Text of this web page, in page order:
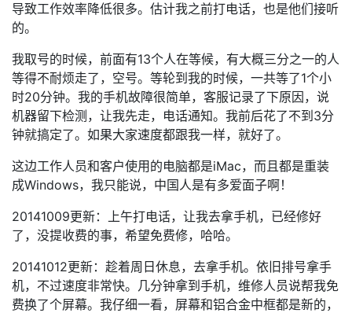
导致工作效率降低很多。估计我之前打电话，也是他们接听
的。
我取号的时候，前面有13个人在等候，有大概三分之一的人
等得不耐烦走了，空号。等轮到我的时候，一共等了1个小
时20分钟。我的手机故障很简单，客服记录了下原因，说
机器留下检测，让我先走，电话通知。我前后花了不到3分
钟就搞定了。如果大家速度都跟我一样，就好了。
这边工作人员和客户使用的电脑都是iMac，而且都是重装
成Windows，我只能说，中国人是有多爱面子啊！
20141009更新：上午打电话，让我去拿手机，已经修好
了，没提收费的事，希望免费修，哈哈。
20141012更新：趁着周日休息，去拿手机。依旧排号拿手
机，不过速度非常快。几分钟拿到手机，维修人员说帮我免
费换了个屏幕。我仔细一看，屏幕和铝合金中框都是新的，